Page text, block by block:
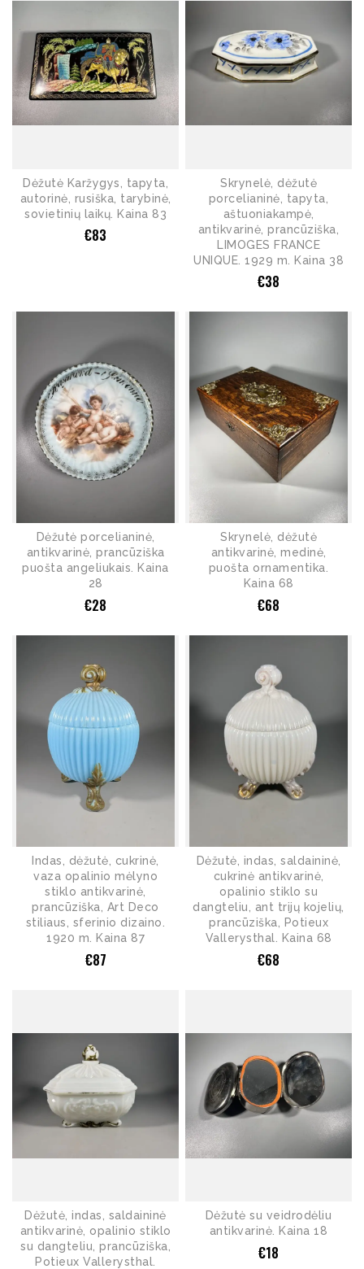
Dėžutė Karžygys, tapyta,
autorinė, rusiška, tarybinė,
sovietinių laikų. Kaina 83
€83
Skrynelė, dėžutė
porcelianinė, tapyta,
aštuoniakampė,
antikvarinė, prancūziška,
LIMOGES FRANCE
UNIQUE. 1929 m. Kaina 38
€38
Dėžutė porcelianinė,
antikvarinė, prancūziška
puošta angeliukais. Kaina
28
€28
Skrynelė, dėžutė
antikvarinė, medinė,
puošta ornamentika.
Kaina 68
€68
Indas, dėžutė, cukrinė,
vaza opalinio mėlyno
stiklo antikvarinė,
prancūziška, Art Deco
stiliaus, sferinio dizaino.
1920 m. Kaina 87
€87
Dėžutė, indas, saldaininė,
cukrinė antikvarinė,
opalinio stiklo su
dangteliu, ant trijų kojelių,
prancūziška, Potieux
Vallerysthal. Kaina 68
€68
Dėžutė, indas, saldaininė
antikvarinė, opalinio stiklo
su dangteliu, prancūziška,
Potieux Vallerysthal.
Dėžutė su veidrodėliu
antikvarinė. Kaina 18
€18